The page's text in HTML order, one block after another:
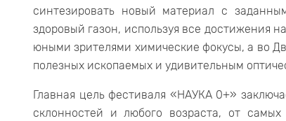
синтезировать новый материал с
здоровый газон, используя все достижения
юными зрителями химические фокусы, а во
полезных ископаемых и удивительным
Главная цель фестиваля «НАУКА 0+»
склонностей и любого возраста, от